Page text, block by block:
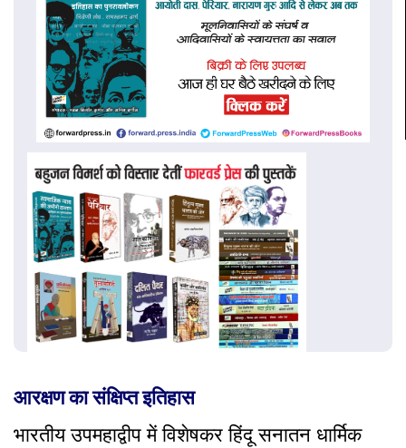
आरक्षण का संक्षिप्त इतिहास
भारतीय उपमहाद्वीप में विशेषकर हिंदू सनातन धार्मिक